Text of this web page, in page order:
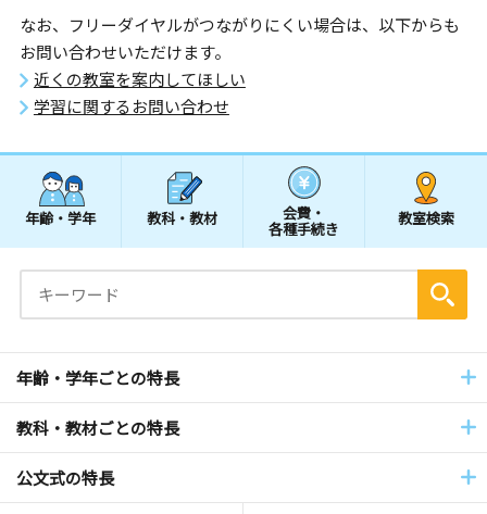
なお、フリーダイヤルがつながりにくい場合は、以下からも
お問い合わせいただけます。
近くの教室を案内してほしい
学習に関するお問い合わせ
年齢・学年 教科・教材 会費・
各種手続き
教室検索
年齢・学年ごとの特長
教科・教材ごとの特長
公文式の特長